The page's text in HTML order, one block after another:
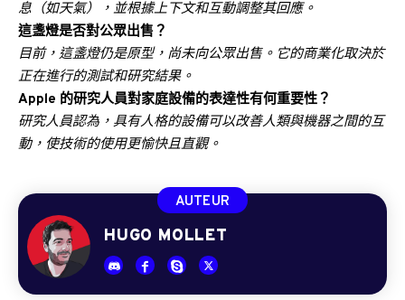
息（如天氣），並根據上下文和互動調整其回應。
這盞燈是否對公眾出售？
目前，這盞燈仍是原型，尚未向公眾出售。它的商業化取決於
正在進行的測試和研究結果。
Apple 的研究人員對家庭設備的表達性有何重要性？
研究人員認為，具有人格的設備可以改善人類與機器之間的互
動，使技術的使用更愉快且直觀。
AUTEUR
HUGO MOLLET